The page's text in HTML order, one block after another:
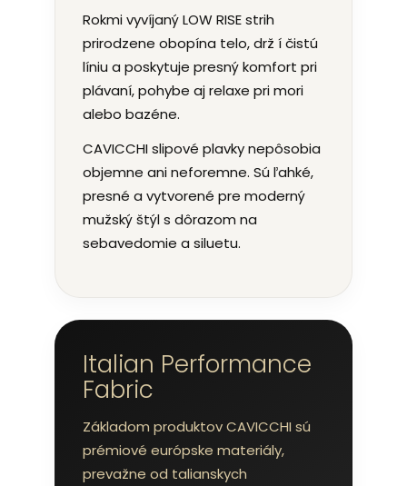
Rokmi vyvíjaný LOW RISE strih
prirodzene obopína telo, drž í čistú
líniu a poskytuje presný komfort pri
plávaní, pohybe aj relaxe pri mori
alebo bazéne.
CAVICCHI slipové plavky nepôsobia
objemne ani neforemne. Sú ľahké,
presné a vytvorené pre moderný
mužský štýl s dôrazom na
sebavedomie a siluetu.
Italian Performance
Fabric
Základom produktov CAVICCHI sú
prémiové európske materiály,
prevažne od talianskych